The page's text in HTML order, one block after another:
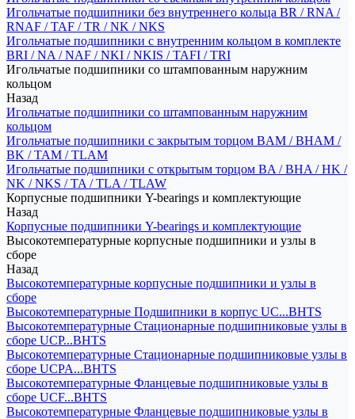
Игольчатые подшипники без внутреннего кольца BR / RNA /
RNAF / TAF / TR / NK / NKS
Игольчатые подшипники с внутренним кольцом в комплекте
BRI / NA / NAF / NKI / NKIS / TAFI / TRI
Игольчатые подшипники со штампованным наружним
кольцом
Назад
Игольчатые подшипники со штампованным наружним
кольцом
Игольчатые подшипники с закрытым торцом BAM / BHAM /
BK / TAM / TLAM
Игольчатые подшипники с открытым торцом BA / BHA / HK /
NK / NKS / TA / TLA / TLAW
Корпусные подшипники Y-bearings и комплектующие
Назад
Корпусные подшипники Y-bearings и комплектующие
Высокотемпературные корпусные подшипники и узлы в
сборе
Назад
Высокотемпературные корпусные подшипники и узлы в
сборе
Высокотемпературные Подшипники в корпус UC...BHTS
Высокотемпературные Стационарные подшипниковые узлы в
сборе UCP...BHTS
Высокотемпературные Стационарные подшипниковые узлы в
сборе UCPA...BHTS
Высокотемпературные Фланцевые подшипниковые узлы в
сборе UCF...BHTS
Высокотемпературные Фланцевые подшипниковые узлы в